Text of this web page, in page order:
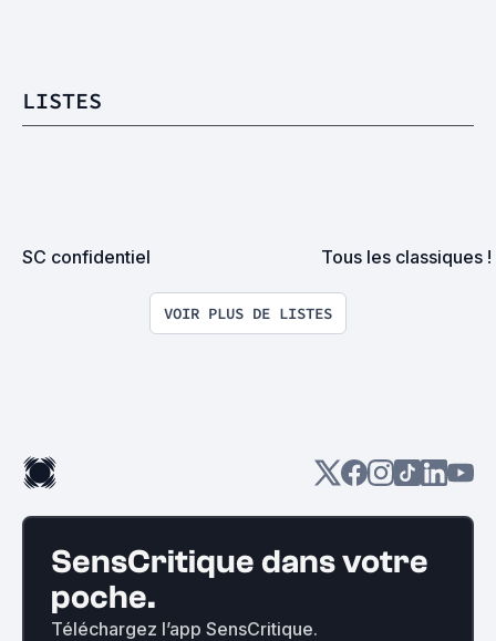
LISTES
SC confidentiel Tous les classiques !
VOIR PLUS DE LISTES
SensCritique dans votre
poche.
Téléchargez l’app SensCritique.